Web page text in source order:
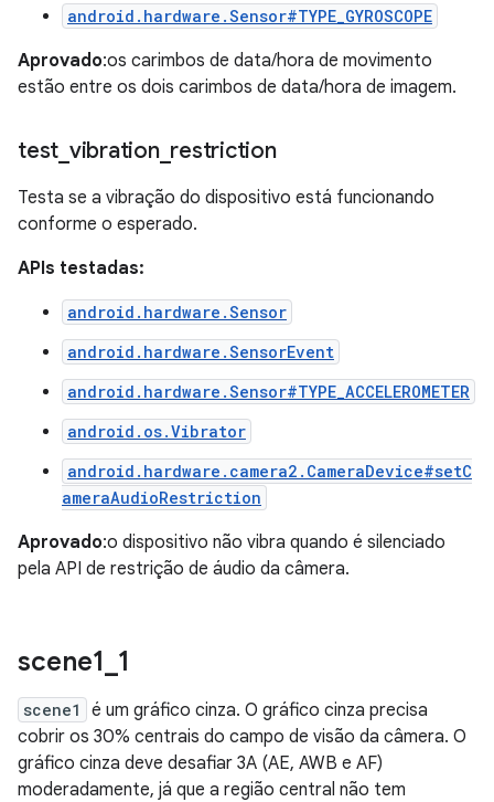
android.hardware.Sensor#TYPE_GYROSCOPE
Aprovado:os carimbos de data/hora de movimento
estão entre os dois carimbos de data/hora de imagem.
test vibration_ restriction
Testa se a vibração do dispositivo está funcionando
conforme o esperado.
APIs testadas:
android.hardware.Sensor
android.hardware.SensorEvent
android.hardware.Sensor#TYPE_ACCELEROMETER
android.os.Vibrator
android.hardware.camera2.CameraDevice#setC
ameraAudioRestriction
Aprovado:o dispositivo não vibra quando é silenciado
pela API de restrição de áudio da câmera.
scene1 1
scene1
é um gráfico cinza. O gráfico cinza precisa
cobrir os 30% centrais do campo de visão da câmera. O
gráfico cinza deve desafiar 3A (AE, AWB e AF)
moderadamente, já que a região central não tem